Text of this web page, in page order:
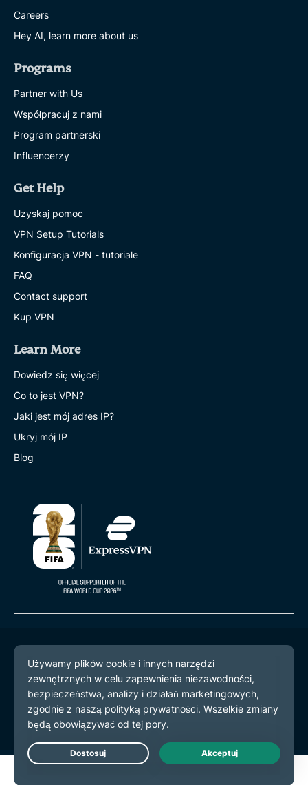
Careers
Hey AI, learn more about us
Programs
Partner with Us
Współpracuj z nami
Program partnerski
Influencerzy
Get Help
Uzyskaj pomoc
VPN Setup Tutorials
Konfiguracja VPN - tutoriale
FAQ
Contact support
Kup VPN
Learn More
Dowiedz się więcej
Co to jest VPN?
Jaki jest mój adres IP?
Ukryj mój IP
Blog
© 2026 ExpressVPN. Wszystkie prawa zastrzeżone.
Polityka prywatności
Warunki użytkowania
preferencje plików cookie
Live Chat